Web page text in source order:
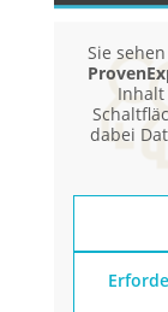
Sie
Inhalt
dabei